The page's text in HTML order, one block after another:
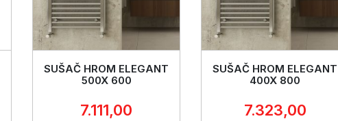
SUŠAČ HROM ELEGANT
500X 600
7.111,00
SUŠAČ HROM ELEGANT
400X 800
7.323,00